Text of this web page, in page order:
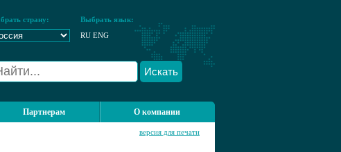
страну:
Выбрать язык:
RU ENG
Искать
Партнерам О компании
версия для печати